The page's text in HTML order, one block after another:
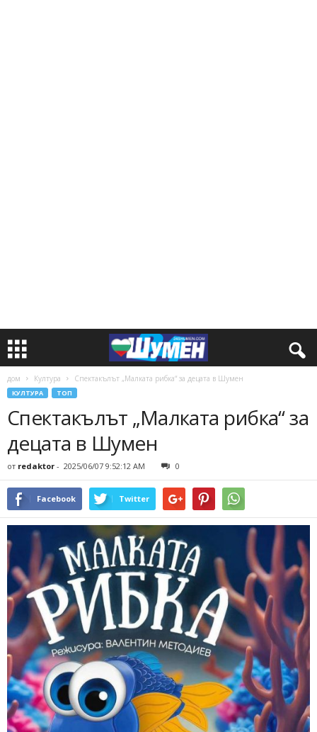
дом Култура Спектакълът „Малката рибка“ за децата в Шумен
КУЛТУРА ТОП
Спектакълът „Малката рибка“ за
децата в Шумен
от redaktor - 2025/06/07 9:52:12 AM 0
Facebook Twitter